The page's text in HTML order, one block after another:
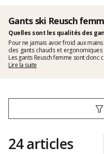
Gants ski Reusch
Quelles sont les qualités des
Pour ne jamais avoir froid aux
des gants chauds et
Les gants Reusch femme sont
la journée. Les modèles
Lire la suite
24 articles